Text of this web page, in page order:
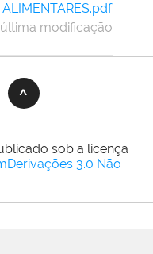
modificação
sob a licença
3.0 Não